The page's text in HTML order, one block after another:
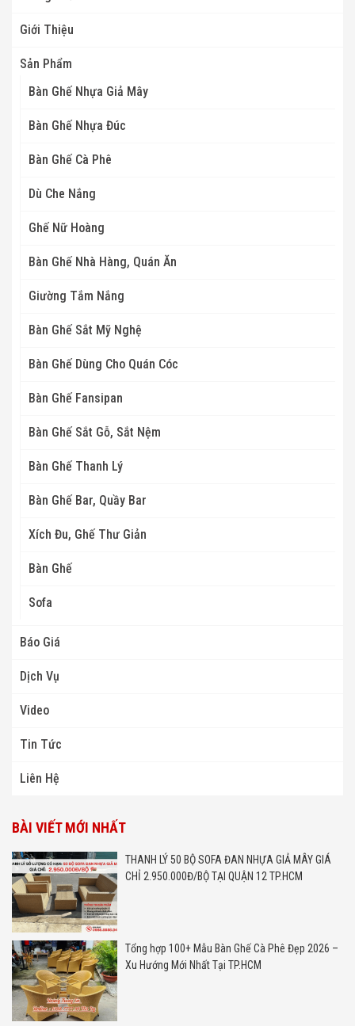
Giới Thiệu
Sản Phẩm
Bàn Ghế Nhựa Giả Mây
Bàn Ghế Nhựa Đúc
Bàn Ghế Cà Phê
Dù Che Nắng
Ghế Nữ Hoàng
Bàn Ghế Nhà Hàng, Quán Ăn
Giường Tắm Nắng
Bàn Ghế Sắt Mỹ Nghệ
Bàn Ghế Dùng Cho Quán Cóc
Bàn Ghế Fansipan
Bàn Ghế Sắt Gỗ, Sắt Nệm
Bàn Ghế Thanh Lý
Bàn Ghế Bar, Quầy Bar
Xích Đu, Ghế Thư Giản
Bàn Ghế
Sofa
Báo Giá
Dịch Vụ
Video
Tin Tức
Liên Hệ
BÀI VIẾT MỚI NHẤT
THANH LÝ 50 BỘ SOFA ĐAN NHỰA GIẢ MÂY GIÁ
CHỈ 2.950.000Đ/BỘ TẠI QUẬN 12 TP.HCM
Tổng hợp 100+ Mẫu Bàn Ghế Cà Phê Đẹp 2026 –
Xu Hướng Mới Nhất Tại TP.HCM